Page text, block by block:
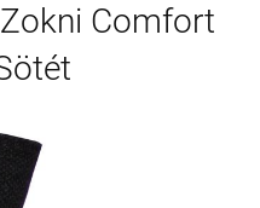
Comfort